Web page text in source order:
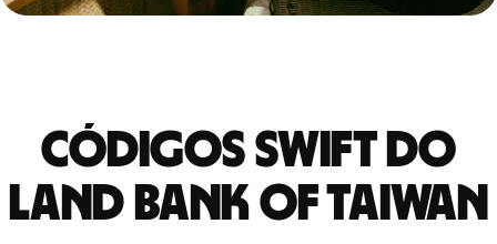
Códigos Swift do
LAND BANK OF TAIWAN